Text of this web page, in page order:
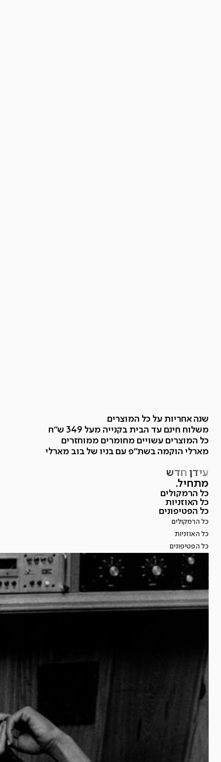
שנה אחריות על כל המוצרים
משלוח חינם עד הבית בקנייה מעל 349 ש"ח
כל המוצרים עשויים מחומרים ממוחזרים
מארלי הוקמה בשת"פ עם בניו של בוב מארלי
עידן חדש
מתחיל.
כל הרמקולים
כל האוזניות
כל הפטיפונים
כל הרמקולים
כל האוזניות
כל הפטיפונים